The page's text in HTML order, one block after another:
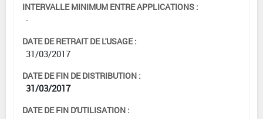
INTERVALLE MINIMUM ENTRE APPLICATIONS :
-
DATE DE RETRAIT DE L'USAGE :
31/03/2017
DATE DE FIN DE DISTRIBUTION :
31/03/2017
DATE DE FIN D'UTILISATION :